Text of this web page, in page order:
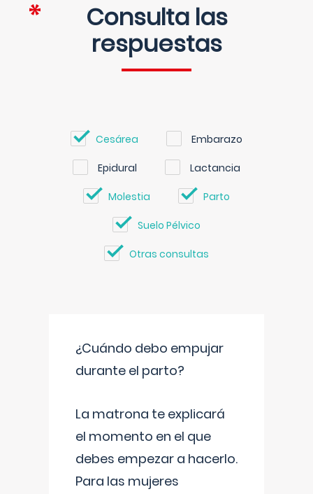
Consulta las
respuestas
Cesárea Embarazo
Epidural Lactancia
Molestia Parto
Suelo Pélvico
Otras consultas
¿Cuándo debo empujar
durante el parto?
La matrona te explicará
el momento en el que
debes empezar a hacerlo.
Para las mujeres